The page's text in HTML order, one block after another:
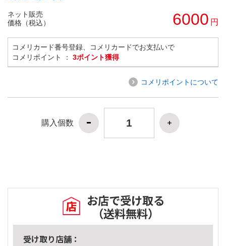
ネット販売
価格（税込）
6000 円
コメリカード番号登録、コメリカードでお支払いで
コメリポイント ： 3ポイント獲得
コメリポイントについて
購入個数
お店で受け取る
（送料無料）
受け取り店舗：